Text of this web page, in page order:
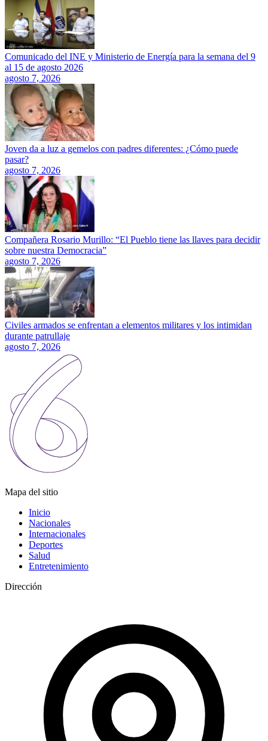
Comunicado del INE y Ministerio de Energía para la semana del 9
al 15 de agosto 2026
agosto 7, 2026
Joven da a luz a gemelos con padres diferentes: ¿Cómo puede
pasar?
agosto 7, 2026
Compañera Rosario Murillo: “El Pueblo tiene las llaves para decidir
sobre nuestra Democracia”
agosto 7, 2026
Civiles armados se enfrentan a elementos militares y los intimidan
durante patrullaje
agosto 7, 2026
Mapa del sitio
Inicio
Nacionales
Internacionales
Deportes
Salud
Entretenimiento
Dirección